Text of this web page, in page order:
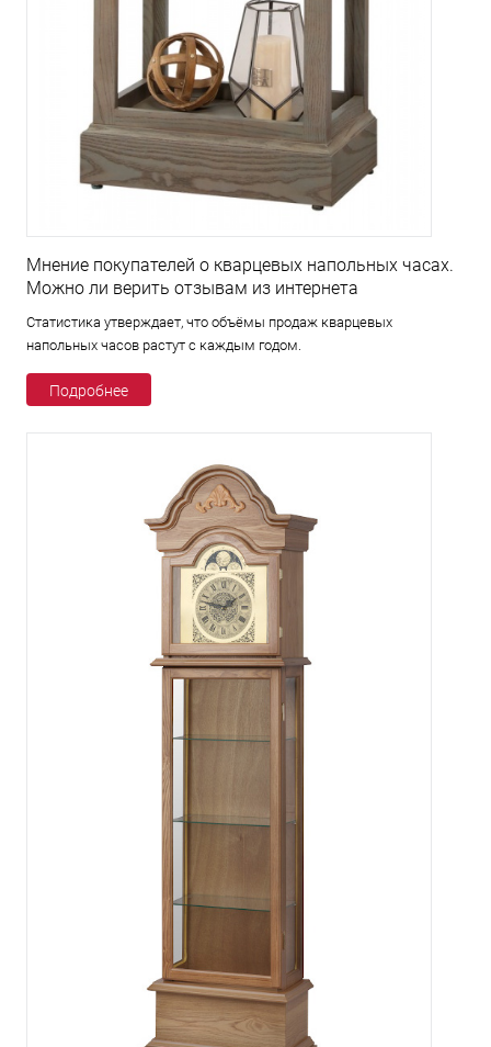
Мнение покупателей о кварцевых напольных часах.
Можно ли верить отзывам из интернета
Статистика утверждает, что объёмы продаж кварцевых
напольных часов растут с каждым годом.
Подробнее